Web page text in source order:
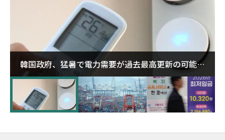
韓国政府、猛暑で電力需要が過去最高更新の可能性
に需給対応体制を点検